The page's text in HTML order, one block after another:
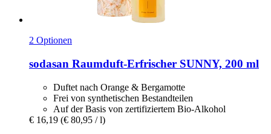
2 Optionen
sodasan Raumduft-​Erfrischer SUNNY, 200 ml
Duftet nach Orange & Bergamotte
Frei von synthetischen Bestandteilen
Auf der Basis von zertifiziertem Bio-Alkohol
€ 16,19 (€ 80,95 / l)